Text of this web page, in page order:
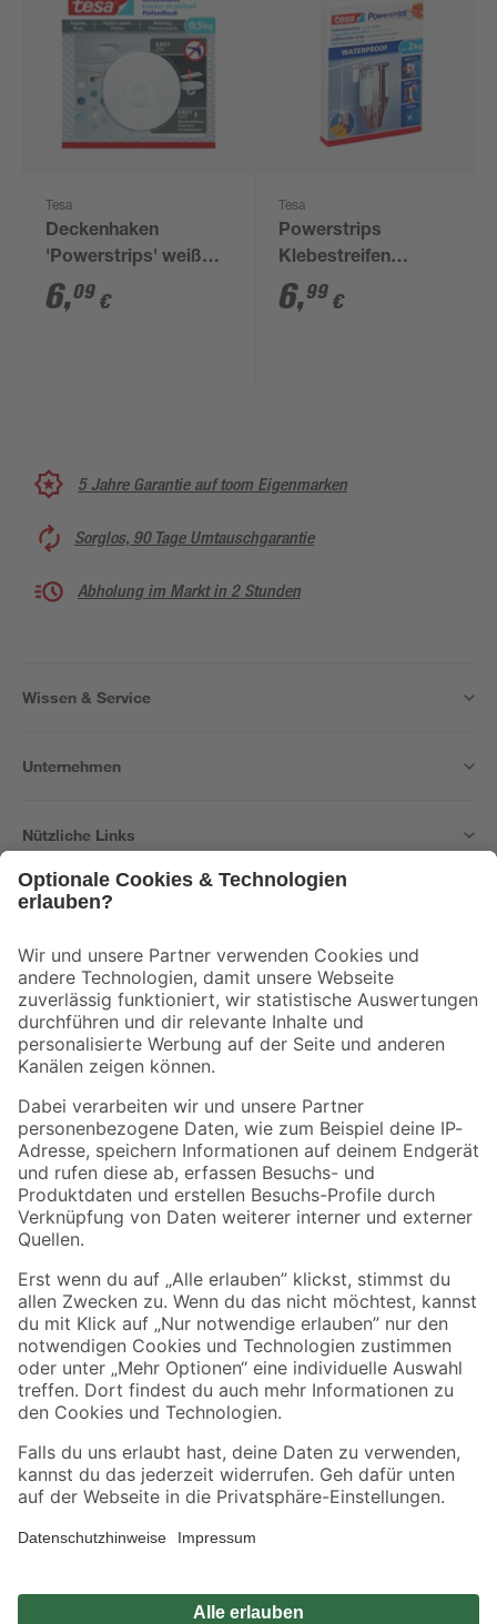
Tesa
Deckenhaken
'Powerstrips' weiß
Tapete/Putz 0,5 kg
6,09 €
Tesa
Powerstrips
Klebestreifen
wasserfest 5 x 2 cm
6,99 €
5 Jahre Garantie auf toom Eigenmarken
Sorglos, 90 Tage Umtauschgarantie
Abholung im Markt in 2 Stunden
Wissen & Service
Unternehmen
Nützliche Links
Der toom Newsletter: Keine Angebote und Aktionen mehr verpassen!
Zur Newsletter Anmeldung
Folge uns
Zahlungsarten Versandarten
Sicher einkaufen
Jetzt die toom-App herunterladen
Alle Preisangaben in EUR inkl. gesetzl. MwSt.. Die dargestellten Angebote sind unter
Umständen nicht in allen Märkten verfügbar. Die angegebenen Verfügbarkeiten beziehen
Produkte nur solange der Vorrat reicht.
*Paketversand ab 59 € versandkostenfrei, gilt nicht für Artikel mit Speditionsversand, hier
Privatsphäre Impressum